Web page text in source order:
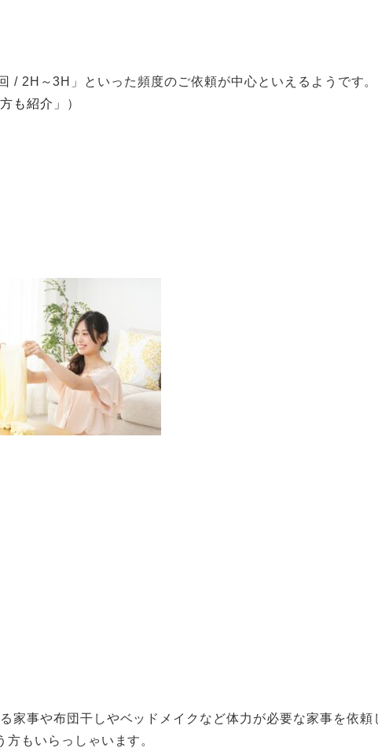
/ 2H ～3H」といった頻度のご依頼が中心といえるようです。
も紹介」
）
事や布団干しやベッドメイクなど体力が必要な家事を依頼
もいらっしゃいます。